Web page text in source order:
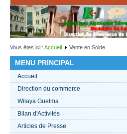
ACCUEIL
LIENS WEB
CONTACT
TEXTES 2021
ACTUALITÉS 2021
Vous êtes ici : Accueil Vente en Solde
MENU PRINCIPAL
Accueil
Direction du commerce
Wilaya Guelma
Bilan d'Activités
Articles de Presse